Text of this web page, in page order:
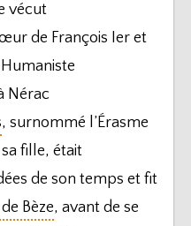
vécut
de François Ier et
Humaniste
Nérac
, surnommé l’Érasme
fille, était
de son temps et fit
Bèze, avant de se